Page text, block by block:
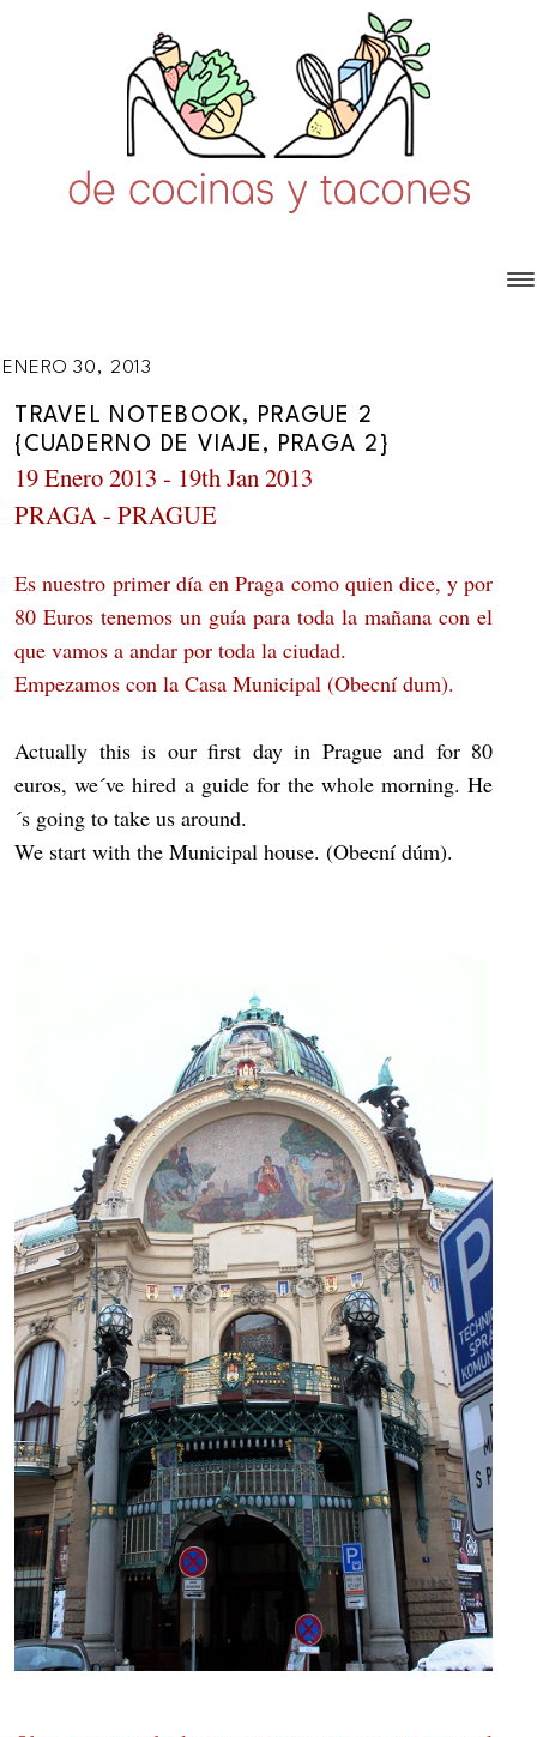
ENERO 30, 2013
TRAVEL NOTEBOOK, PRAGUE 2
{CUADERNO DE VIAJE, PRAGA 2}
19 Enero 2013 - 19th Jan 2013
PRAGA - PRAGUE
Es nuestro primer día en Praga como quien dice, y por
80 Euros tenemos un guía para toda la mañana con el
que vamos a andar por toda la ciudad.
Empezamos con la Casa Municipal (Obecní dum).
Actually this is our first day in Prague and for 80
euros, we´ve hired a guide for the whole morning. He
´s going to take us around.
We start with the Municipal house. (Obecní dúm).